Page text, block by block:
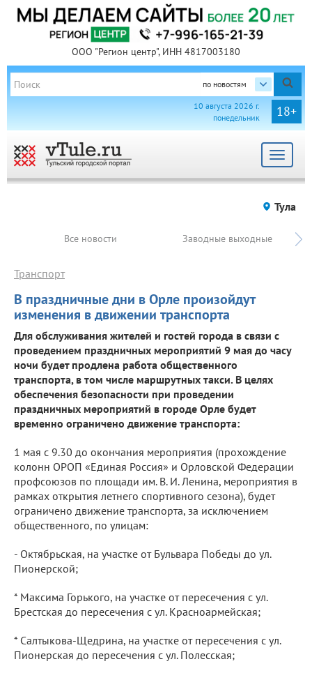
ООО "Регион центр", ИНН 4817003180
по новостям
18+
10 августа 2026 г.
понедельник
Toggle
Тула
Все новости Заводные выходные
В праздничные дни в Орле произойдут
изменения в движении транспорта
Транспорт
Для обслуживания жителей и гостей города в связи с
проведением праздничных мероприятий 9 мая до часу
ночи будет продлена работа общественного
транспорта, в том числе маршрутных такси. В целях
обеспечения безопасности при проведении
праздничных мероприятий в городе Орле будет
временно ограничено движение транспорта:
1 мая с 9.30 до окончания мероприятия (прохождение
колонн ОРОП «Единая Россия» и Орловской Федерации
профсоюзов по площади им. В. И. Ленина, мероприятия в
рамках открытия летнего спортивного сезона), будет
ограничено движение транспорта, за исключением
общественного, по улицам:
- Октябрьская, на участке от Бульвара Победы до ул.
Пионерской;
* Максима Горького, на участке от пересечения с ул.
Брестская до пересечения с ул. Красноармейская;
* Салтыкова-Щедрина, на участке от пересечения с ул.
Пионерская до пересечения с ул. Полесская;